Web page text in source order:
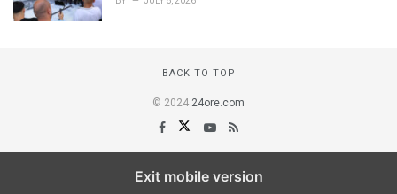
BACK TO TOP
© 2024 24ore.com
Exit mobile version